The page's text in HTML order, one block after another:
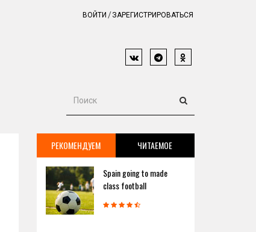
ВОЙТИ ЗАРЕГИСТРИРОВАТЬСЯ
РЕКОМЕНДУЕМ ЧИТАЕМОЕ
Spain going to made
class football